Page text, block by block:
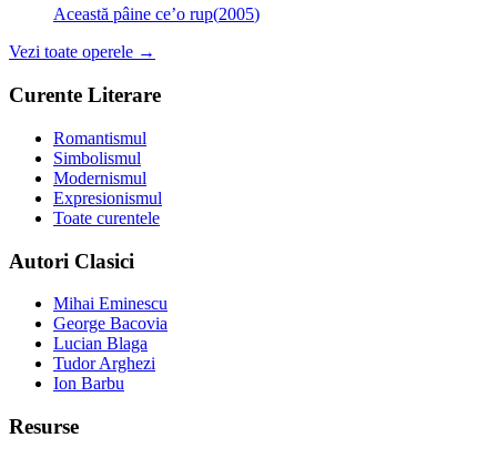
Această pâine ce’o rup(2005)
Vezi toate operele →
Curente Literare
Romantismul
Simbolismul
Modernismul
Expresionismul
Toate curentele
Autori Clasici
Mihai Eminescu
George Bacovia
Lucian Blaga
Tudor Arghezi
Ion Barbu
Resurse